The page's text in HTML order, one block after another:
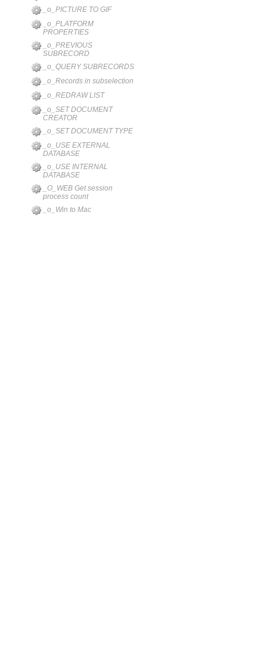
_o_PICTURE TO GIF
_o_PLATFORM
PROPERTIES
_o_PREVIOUS
SUBRECORD
_o_QUERY SUBRECORDS
_o_Records in subselection
_o_REDRAW LIST
_o_SET DOCUMENT
CREATOR
_o_SET DOCUMENT TYPE
_o_USE EXTERNAL
DATABASE
_o_USE INTERNAL
DATABASE
_O_WEB Get session
process count
_o_Win to Mac